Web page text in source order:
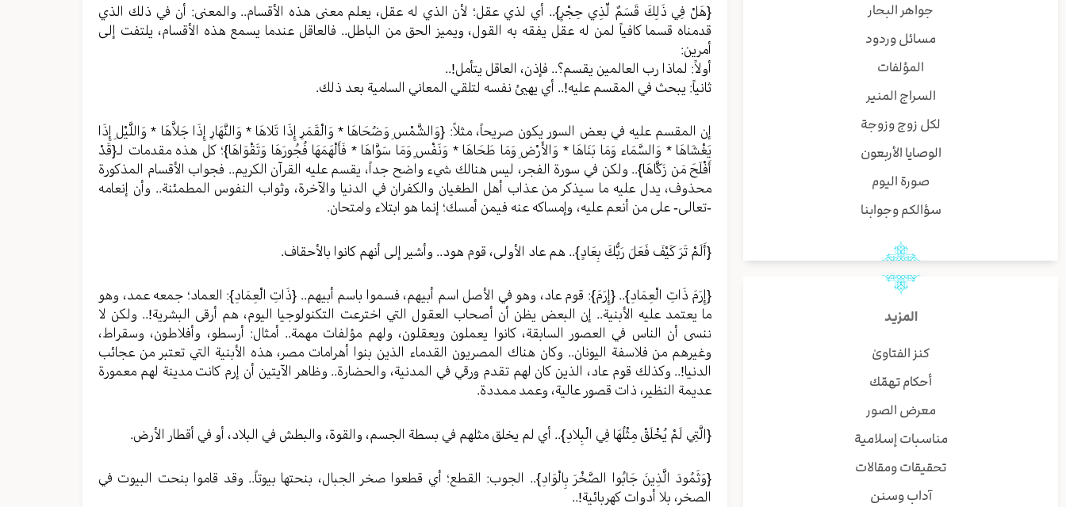
جواهر البحار
مسائل وردود
المؤلفات
السراج المنير
لكل زوج وزوجة
الوصايا الأربعون
صورة اليوم
سؤالكم وجوابنا
المزيد
كنز الفتاوىٰ
أحكام تهمّك
معرض الصور
مناسبات إسلامية
تحقيقات ومقالات
آداب وسنن
{هَلْ فِي ذَلِكَ قَسَمٌ لِّذِي حِجْرٍ}.. أي لذي عقل؛ لأن الذي له عقل، يعلم معنى هذه الأقسام.. والمعنى: أن في ذلك الذي
قدمناه قسما كافياً لمن له عقل يفقه به القول، ويميز الحق من الباطل.. فالعاقل عندما يسمع هذه الأقسام، يلتفت إلى
أمرين:
أولاً: لماذا رب العالمين يقسم؟.. فإذن، العاقل يتأمل!..
ثانياً: يبحث في المقسم عليه!.. أي يهيئ نفسه لتلقي المعاني السامية بعد ذلك.
إن المقسم عليه في بعض السور يكون صريحاً، مثلاً: {وَالشَّمْسِ وَضُحَاهَا * وَالْقَمَرِ إِذَا تَلاهَا * وَالنَّهَارِ إِذَا جَلاَّهَا * وَاللَّيْلِ إِذَا
يَغْشَاهَا * وَالسَّمَاء وَمَا بَنَاهَا * وَالأَرْضِ وَمَا طَحَاهَا * وَنَفْسٍ وَمَا سَوَّاهَا * فَأَلْهَمَهَا فُجُورَهَا وَتَقْوَاهَا}؛ كل هذه مقدمات لـ{قَدْ
أَفْلَحَ مَن زَكَّاهَا}.. ولكن في سورة الفجر، ليس هنالك شيء واضح جداً، يقسم عليه القرآن الكريم.. فجواب الأقسام المذكورة
محذوف، يدل عليه ما سيذكر من عذاب أهل الطغيان والكفران في الدنيا والآخرة، وثواب النفوس المطمئنة.. وأن إنعامه
-تعالى- على من أنعم عليه، وإمساكه عنه فيمن أمسك؛ إنما هو ابتلاء وامتحان.
{أَلَمْ تَرَ كَيْفَ فَعَلَ رَبُّكَ بِعَادٍ}.. هم عاد الأولى، قوم هود.. وأشير إلى أنهم كانوا بالأحقاف.
{إِرَمَ ذَاتِ الْعِمَادِ}.. {إِرَمَ}: قوم عاد، وهو في الأصل اسم أبيهم، فسموا باسم أبيهم.. {ذَاتِ الْعِمَادِ}: العماد؛ جمعه عمد، وهو
ما يعتمد عليه الأبنية.. إن البعض يظن أن أصحاب العقول التي اخترعت التكنولوجيا اليوم، هم أرقى البشرية!.. ولكن لا
ننسى أن الناس في العصور السابقة، كانوا يعملون ويعقلون، ولهم مؤلفات مهمة.. أمثال: أرسطو، وأفلاطون، وسقراط،
وغيرهم من فلاسفة اليونان.. وكان هناك المصريون القدماء الذين بنوا أهرامات مصر، هذه الأبنية التي تعتبر من عجائب
الدنيا!.. وكذلك قوم عاد، الذين كان لهم تقدم ورقي في المدنية، والحضارة.. وظاهر الآيتين أن إرم كانت مدينة لهم معمورة
عديمة النظير، ذات قصور عالية، وعمد ممددة.
{الَّتِي لَمْ يُخْلَقْ مِثْلُهَا فِي الْبِلادِ}.. أي لم يخلق مثلهم في بسطة الجسم، والقوة، والبطش في البلاد، أو في أقطار الأرض.
{وَثَمُودَ الَّذِينَ جَابُوا الصَّخْرَ بِالْوَادِ}.. الجوب: القطع؛ أي قطعوا صخر الجبال، بنحتها بيوتاً.. وقد قاموا بنحت البيوت في
الصخر، بلا أدوات كهربائية!..